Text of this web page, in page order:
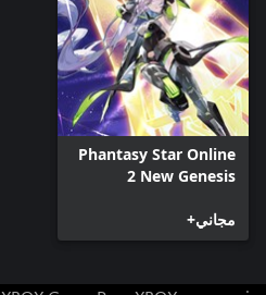
Phantasy Star Online
2 New Genesis
مجاني+